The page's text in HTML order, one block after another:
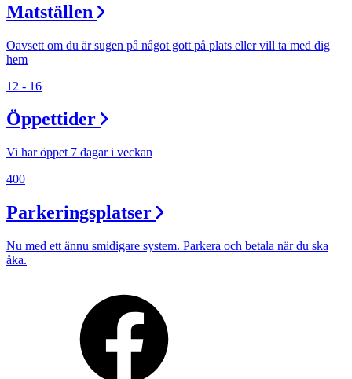
Matställen
Oavsett om du är sugen på något gott på plats eller vill ta med dig
hem
12 - 16
Öppettider
Vi har öppet 7 dagar i veckan
400
Parkeringsplatser
Nu med ett ännu smidigare system. Parkera och betala när du ska
åka.